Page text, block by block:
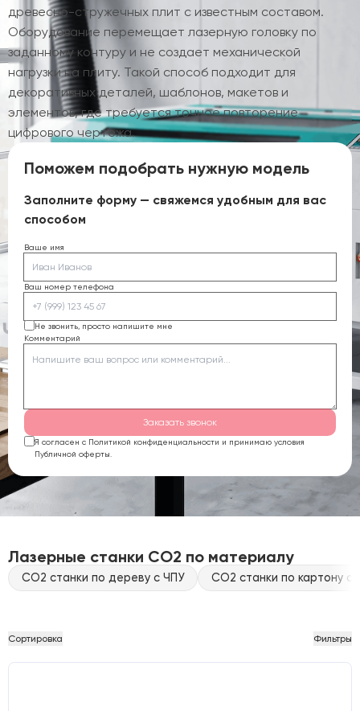
древесно-стружечных плит с известным составом.
Оборудование перемещает лазерную головку по
заданному контуру и не создает механической
нагрузки на плиту. Такой способ подходит для
декоративных деталей, шаблонов, макетов и
элементов, где требуется точное повторение
цифрового чертежа.
Поможем подобрать нужную модель
Заполните форму — свяжемся удобным для вас
способом
Ваше имя
Ваш номер телефона
Не звонить, просто напишите мне
Комментарий
Заказать звонок
Я согласен с Политикой конфиденциальности и принимаю условия
Публичной оферты.
Лазерные станки CO2 по материалу
CO2 станки по дереву с ЧПУ CO2 станки по картону с
Сортировка Фильтры